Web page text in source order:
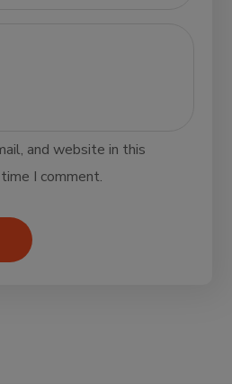
and website in this
I comment.